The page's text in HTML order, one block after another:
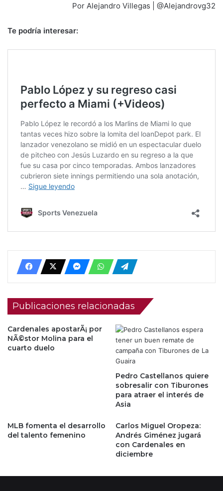
Por Alejandro Villegas | @Alejandrovg32
Te podría interesar:
Publicaciones relacionadas
Cardenales apostarÃ¡ por
NÃ©stor Molina para el
cuarto duelo
Pedro Castellanos quiere
sobresalir con Tiburones
para atraer el interés de
Asia
MLB fomenta el desarrollo
del talento femenino
Carlos Miguel Oropeza:
Andrés Giménez jugará
con Cardenales en
diciembre